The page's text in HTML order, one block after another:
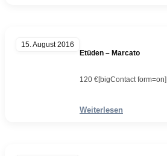
15. August 2016
Etüden – Marcato
120 €[bigContact form=on]
Weiterlesen